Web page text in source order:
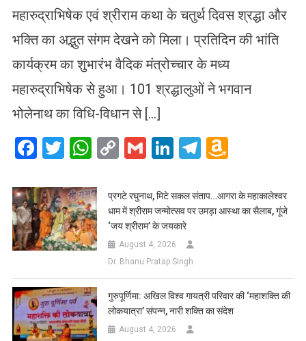
महारुद्राभिषेक एवं श्रीराम कथा के चतुर्थ दिवस श्रद्धा और
भक्ति का अद्भुत संगम देखने को मिला। प्रतिदिन की भांति
कार्यक्रम का शुभारंभ वैदिक मंत्रोच्चार के मध्य
महारुद्राभिषेक से हुआ। 101 श्रद्धालुओं ने भगवान
भोलेनाथ का विधि-विधान से […]
Facebook
Twitter
WhatsApp
CopyGmailLinkedIn
Telegram
List
प्रगटे रघुनाथ, मिटे सकल संताप…आगरा के महाकालेश्वर
धाम में श्रीराम जन्मोत्सव पर उमड़ा आस्था का सैलाब, गूंजे
‘जय श्रीराम’ के जयकारे
August 4, 2026
Dr. Bhanu Pratap Singh
गुरुपूर्णिमा: अखिल विश्व गायत्री परिवार की ‘महाशक्ति की
लोकयात्रा’ संपन्न, नारी शक्ति का संदेश
August 4, 2026